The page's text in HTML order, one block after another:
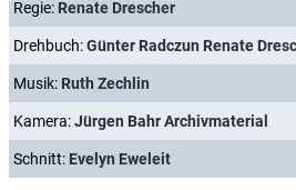
Regie: Renate Drescher
Drehbuch:Günter Radczun Renate
Musik: Ruth Zechlin
Kamera:Jürgen Bahr Archivmaterial
Schnitt: Evelyn Eweleit